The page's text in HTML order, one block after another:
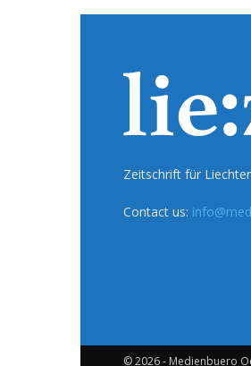
Zeitschrift für
Contact us:
© 2026 - Medienbuero